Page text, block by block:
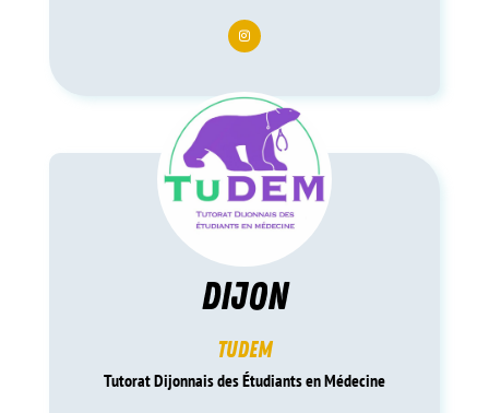
dijon
tudem
Tutorat Dijonnais des Étudiants en Médecine